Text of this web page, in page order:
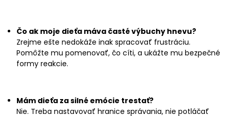
Čo ak moje dieťa máva časté výbuchy hnevu?
Zrejme ešte nedokáže inak spracovať frustráciu.
Pomôžte mu pomenovať, čo cíti, a ukážte mu bezpečné
formy reakcie.
Mám dieťa za silné emócie trestať?
Nie. Treba nastavovať hranice správania, nie potláčať